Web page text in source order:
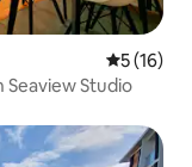
5 de uma
5 (16)
Seaview Studio